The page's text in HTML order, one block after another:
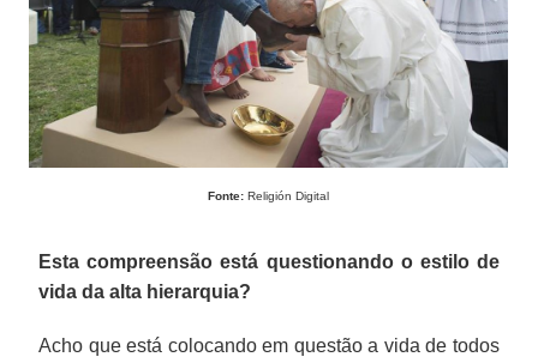
Fonte:Religión Digital
Esta compreensão está questionando o estilo de
vida da alta hierarquia?
Acho que está colocando em questão a vida de todos